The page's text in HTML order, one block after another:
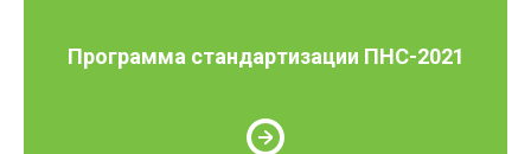
Программа стандартизации ПНС-2021